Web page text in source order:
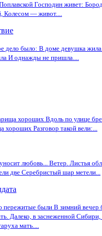
Господин живет:
Колесом — живот....
дело было: В доме девушка
И однажды не пришла....
хороших Вдоль по улице
хороших Разговор такой вели:...
любовь... Ветер. Листья
две Серебристый шар метели...
были В зимний вечер
Далеко, в заснеженной
мать....